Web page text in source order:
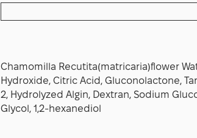
Якщо використовуєте активні засоби,
перед більш щільними текстурами, щоб
щодня прокидатися з м’якою,
догляду та акуратного макіяжу без
Chamomilla Recutita(matricaria)flower
Hydroxide, Citric Acid, Gluconolactone,
2, Hydrolyzed Algin, Dextran, Sodium
Glycol, 1,2-hexanediol